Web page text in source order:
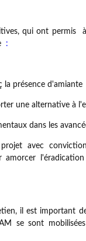
qui ont permis à
:
la présence d'amiante
une alternative à
dans les
avec
il est important
se sont